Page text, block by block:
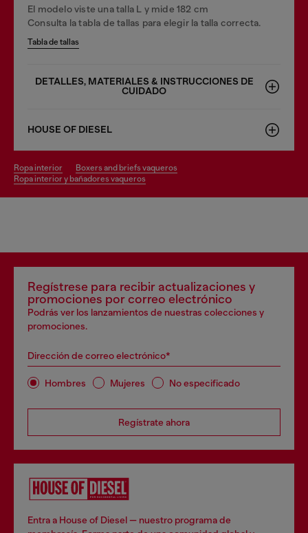
El modelo viste una talla L y mide 182 cm
Consulta la tabla de tallas para elegir la talla correcta.
Tabla de tallas
DETALLES, MATERIALES & INSTRUCCIONES DE
CUIDADO
HOUSE OF DIESEL
ropa interior
boxers and briefs vaqueros
ropa interior y bañadores vaqueros
Regístrese para recibir actualizaciones y
promociones por correo electrónico
Podrás ver los lanzamientos de nuestras colecciones y
promociones.
Dirección de correo electrónico*
Hombres Mujeres No especificado
Regístrate ahora
Entra a House of Diesel — nuestro programa de